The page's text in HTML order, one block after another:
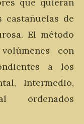
castañuelas de
El método
con
a los
Intermedio,
ordenados